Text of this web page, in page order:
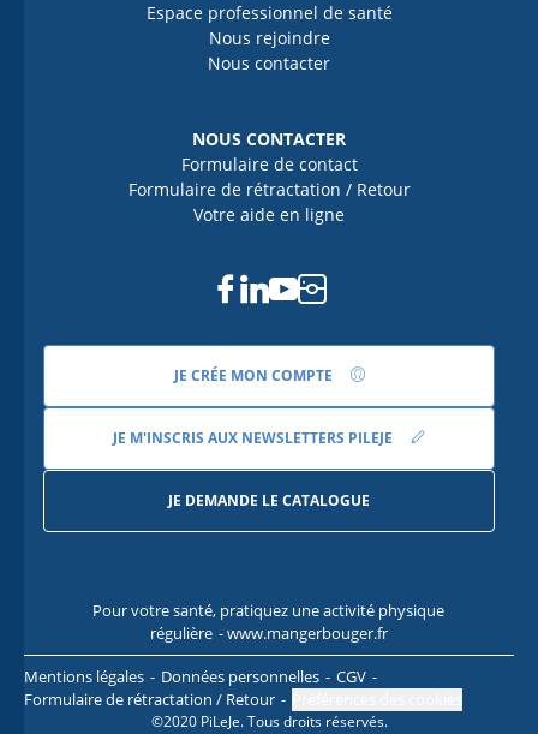
Espace professionnel de santé
Nous rejoindre
Nous contacter
NOUS CONTACTER
Formulaire de contact
Formulaire de rétractation / Retour
Votre aide en ligne
Facebook
Linkedin
Youtube
Instagram
JE CRÉE MON COMPTE
JE M'INSCRIS AUX NEWSLETTERS PILEJE
JE DEMANDE LE CATALOGUE
Pour votre santé, pratiquez une activité physique
régulière - www.mangerbouger.fr
Mentions légales
Données personnelles
CGV
Formulaire de rétractation / Retour
©2020 PiLeJe. Tous droits réservés.